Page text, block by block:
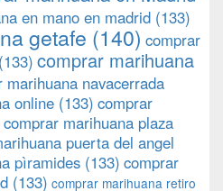
en mano en madrid (133)
getafe (140) comprar
(133) comprar marihuana
marihuana navacerrada
online (133) comprar
comprar marihuana plaza
puerta del angel
pìramides (133) comprar
(133) comprar marihuana retiro